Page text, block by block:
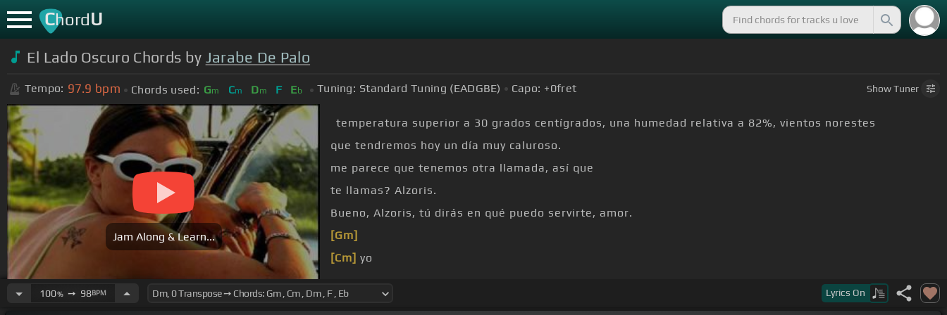
ChordU
El Lado Oscuro Chords by Jarabe De Palo
Tempo: 97.9 bpm Chords used: Gm Cm Dm F Eb Tuning: Standard Tuning (EADGBE) Capo: +0fret ShowTuner
Jam Along & Learn...
temperatura superior a 30 grados centígrados, una humedad relativa a 82%, vientos norestes
que tendremos hoy un día muy caluroso.
me parece que tenemos otra llamada, así que
te llamas? Alzoris.
Bueno, Alzoris, tú dirás en qué puedo servirte, amor.
[Gm]
[Cm] yo
100%➙ 98BPM Lyrics On